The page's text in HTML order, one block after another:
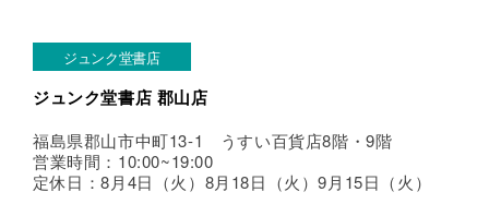
ジュンク堂書店
ジュンク堂書店 郡山店
福島県郡山市中町13-1 うすい百貨店8階・9階
営業時間：10:00~19:00
定休日：8月4日（火）8月18日（火）9月15日（火）